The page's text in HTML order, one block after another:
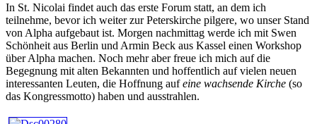
In St. Nicolai findet auch das erste Forum statt, an dem ich
teilnehme, bevor ich weiter zur Peterskirche pilgere, wo unser Stand
von Alpha aufgebaut ist. Morgen nachmittag werde ich mit Swen
Schönheit aus Berlin und Armin Beck aus Kassel einen Workshop
über Alpha machen. Noch mehr aber freue ich mich auf die
Begegnung mit alten Bekannten und hoffentlich auf vielen neuen
interessanten Leuten, die Hoffnung aufeine wachsende Kirche (so
das Kongressmotto) haben und ausstrahlen.